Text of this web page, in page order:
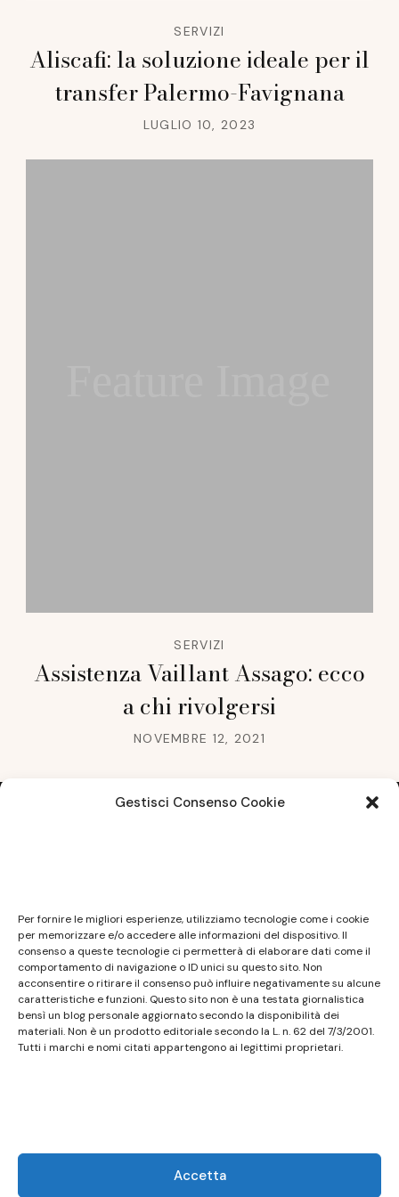
Gestisci Consenso Cookie
Per fornire le migliori esperienze, utilizziamo tecnologie come i cookie
per memorizzare e/o accedere alle informazioni del dispositivo. Il
consenso a queste tecnologie ci permetterà di elaborare dati come il
comportamento di navigazione o ID unici su questo sito. Non
acconsentire o ritirare il consenso può influire negativamente su alcune
caratteristiche e funzioni. Questo sito non è una testata giornalistica
bensì un blog personale aggiornato secondo la disponibilità dei
materiali. Non è un prodotto editoriale secondo la L. n. 62 del 7/3/2001.
Tutti i marchi e nomi citati appartengono ai legittimi proprietari.
Accetta
SERVIZI
Aliscafi: la soluzione ideale per il
transfer Palermo-Favignana
LUGLIO 10, 2023
SERVIZI
Assistenza Vaillant Assago: ecco
a chi rivolgersi
NOVEMBRE 12, 2021
non ha carattere periodico essendo aggiornato
secondo la disponibilità e la reperibilità dei materiali.
Pertanto non può essere considerato in alcun modo
un prodotto editoriale ai sensi della L. n. 62 del
7/3/2001. Tutti i marchi riportati appartengono ai
legittimi proprietari; marchi di terzi, nomi di prodotti,